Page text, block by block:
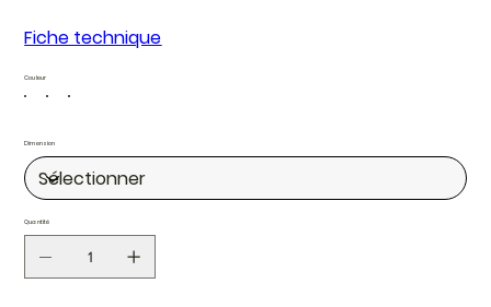
Fiche technique
Couleur
Dimension
Quantité